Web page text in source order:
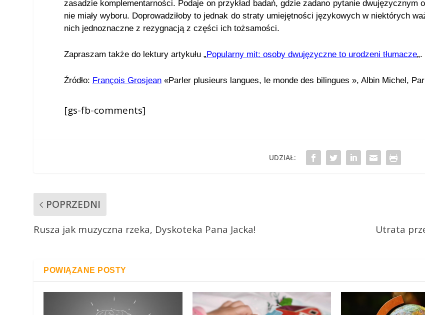
zasadzie komplementarności. Podaje on przykład badań, gdzie zadano pytanie dwujęzycznym
nie miały wyboru. Doprowadziłoby to jednak do straty umiejętności językowych w niektórych
nich jednoznaczne z rezygnacją z części ich tożsamości.
Zapraszam także do lektury artykułu „Popularny mit: osoby dwujęzyczne to urodzeni tłumacze„.
Źródło: François Grosjean«Parler plusieurs langues, le monde des bilingues », Albin Michel,
[gs-fb-comments]
UDZIAŁ:
POPRZEDNI
Rusza jak muzyczna rzeka, Dyskoteka Pana Jacka!
Utrata
POWIĄZANE POSTY